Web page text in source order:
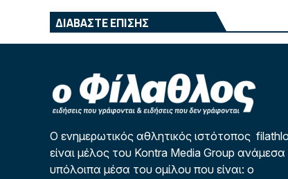
ΔΙΑΒΑΣΤΕ ΕΠΙΣΗΣ
Ο ενημερωτικός αθλητικός ιστότοπος
είναι μέλος του Kontra Media Group
υπόλοιπα μέσα του ομίλου που είναι: ο